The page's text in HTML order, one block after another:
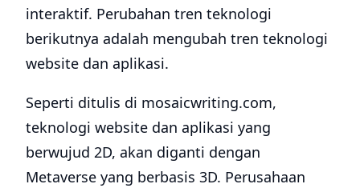
interaktif. Perubahan tren teknologi
berikutnya adalah mengubah tren teknologi
website dan aplikasi.
Seperti ditulis di mosaicwriting.com,
teknologi website dan aplikasi yang
berwujud 2D, akan diganti dengan
Metaverse yang berbasis 3D. Perusahaan